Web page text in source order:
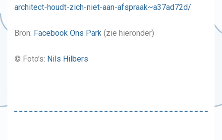
architect-houdt-zich-niet-aan-afspraak~a37ad72d/
Bron: Facebook Ons Park (zie hieronder)
© Foto’s: Nils Hilbers